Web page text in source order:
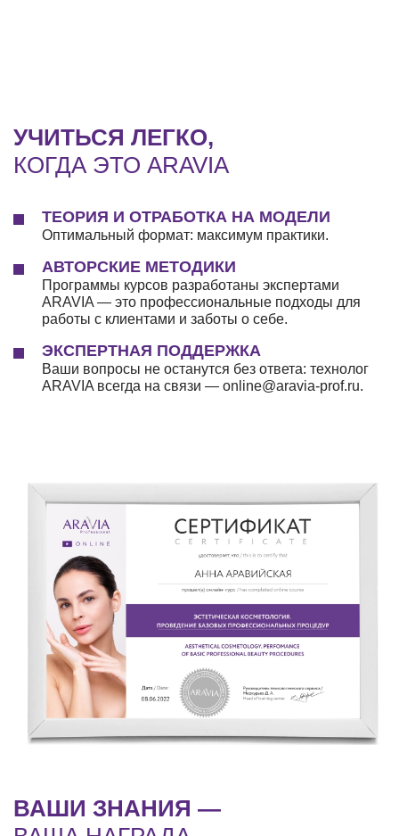
УЧИТЬСЯ ЛЕГКО,
КОГДА ЭТО ARAVIA
ТЕОРИЯ И ОТРАБОТКА НА МОДЕЛИ
Оптимальный формат: максимум практики.
АВТОРСКИЕ МЕТОДИКИ
Программы курсов разработаны экспертами
ARAVIA — это профессиональные подходы для
работы с клиентами и заботы о себе.
ЭКСПЕРТНАЯ ПОДДЕРЖКА
Ваши вопросы не останутся без ответа: технолог
ARAVIA всегда на связи — online@aravia-prof.ru.
ВАШИ ЗНАНИЯ —